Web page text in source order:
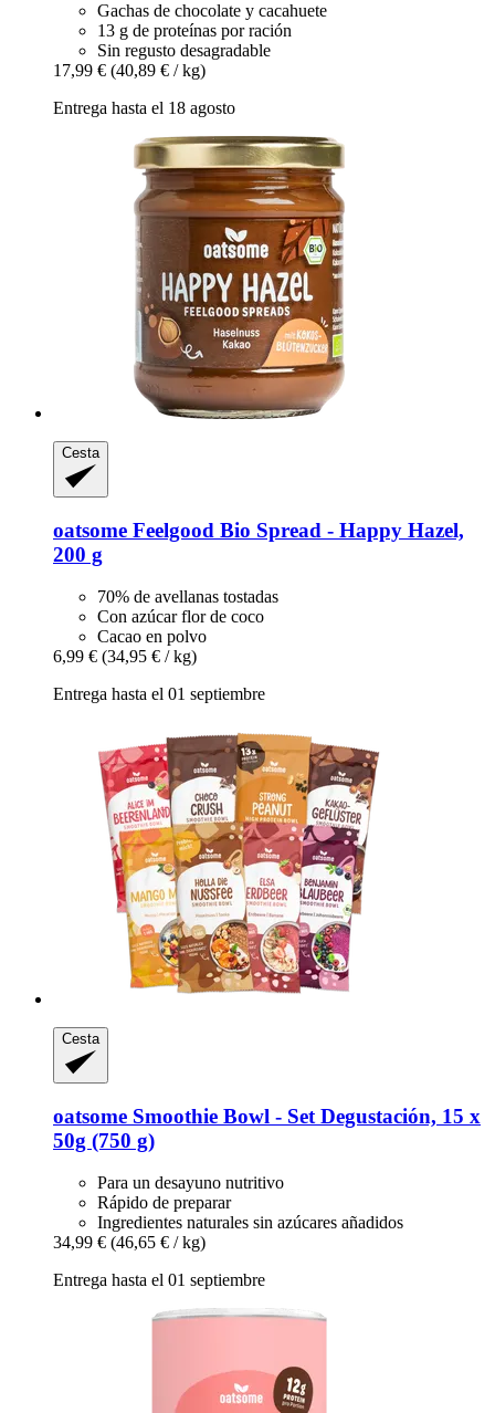
Gachas de chocolate y cacahuete
13 g de proteínas por ración
Sin regusto desagradable
17,99 € (40,89 € / kg)
Entrega hasta el 18 agosto
Cesta
oatsome Feelgood Bio Spread -​ Happy Hazel,
200 g
70% de avellanas tostadas
Con azúcar flor de coco
Cacao en polvo
6,99 € (34,95 € / kg)
Entrega hasta el 01 septiembre
Cesta
oatsome Smoothie Bowl -​ Set Degustación, 15 x
50g (750 g)
Para un desayuno nutritivo
Rápido de preparar
Ingredientes naturales sin azúcares añadidos
34,99 € (46,65 € / kg)
Entrega hasta el 01 septiembre